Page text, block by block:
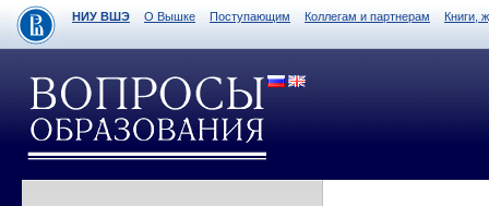
НИУ ВШЭ О Вышке Поступающим Коллегам и партнерам Книги,